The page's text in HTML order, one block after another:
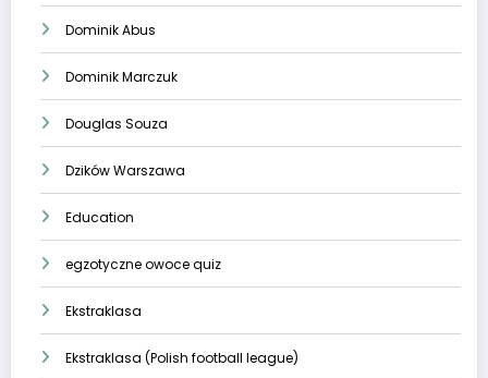
Dominik Abus
Dominik Marczuk
Douglas Souza
Dzików Warszawa
Education
egzotyczne owoce quiz
Ekstraklasa
Ekstraklasa (Polish football league)